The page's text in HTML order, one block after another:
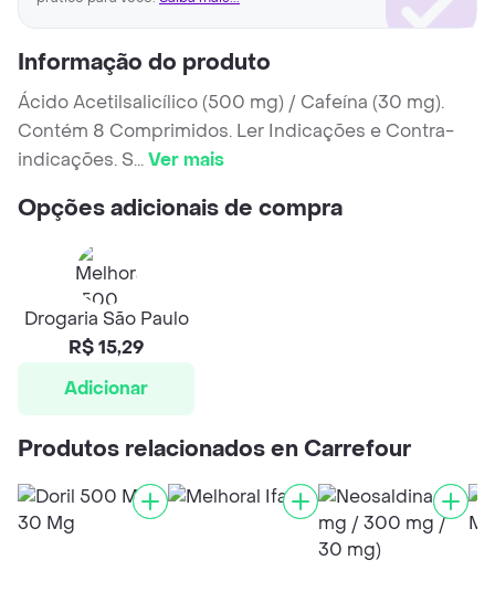
Informação do produto
Ácido Acetilsalicílico (500 mg) / Cafeína (30 mg).
Contém 8 Comprimidos. Ler Indicações e Contra-
indicações. S...Ver mais
Opções adicionais de compra
Drogaria São Paulo
R$ 15,29
Adicionar
Produtos relacionados en Carrefour